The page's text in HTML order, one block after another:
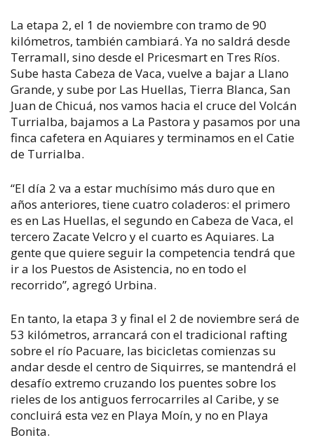
La etapa 2, el 1 de noviembre con tramo de 90
kilómetros, también cambiará. Ya no saldrá desde
Terramall, sino desde el Pricesmart en Tres Ríos.
Sube hasta Cabeza de Vaca, vuelve a bajar a Llano
Grande, y sube por Las Huellas, Tierra Blanca, San
Juan de Chicuá, nos vamos hacia el cruce del Volcán
Turrialba, bajamos a La Pastora y pasamos por una
finca cafetera en Aquiares y terminamos en el Catie
de Turrialba.
“El día 2 va a estar muchísimo más duro que en
años anteriores, tiene cuatro coladeros: el primero
es en Las Huellas, el segundo en Cabeza de Vaca, el
tercero Zacate Velcro y el cuarto es Aquiares. La
gente que quiere seguir la competencia tendrá que
ir a los Puestos de Asistencia, no en todo el
recorrido”, agregó Urbina.
En tanto, la etapa 3 y final el 2 de noviembre será de
53 kilómetros, arrancará con el tradicional rafting
sobre el río Pacuare, las bicicletas comienzas su
andar desde el centro de Siquirres, se mantendrá el
desafío extremo cruzando los puentes sobre los
rieles de los antiguos ferrocarriles al Caribe, y se
concluirá esta vez en Playa Moín, y no en Playa
Bonita.